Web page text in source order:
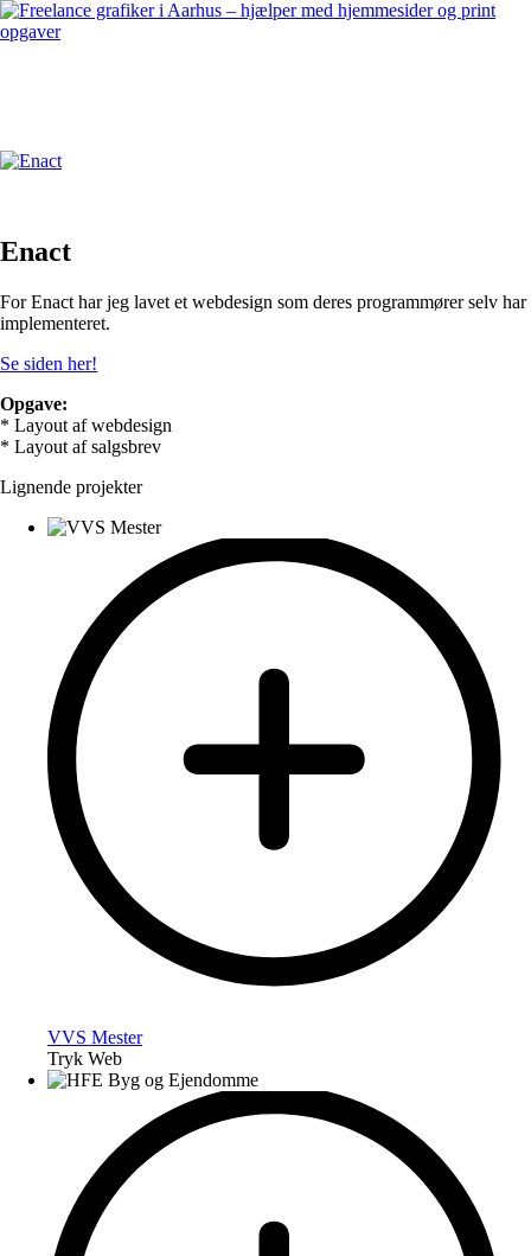
Enact
For Enact har jeg lavet et webdesign som deres programmører selv har
implementeret.
Se siden her!
Opgave:
* Layout af webdesign
* Layout af salgsbrev
Lignende projekter
VVS Mester
Tryk Web